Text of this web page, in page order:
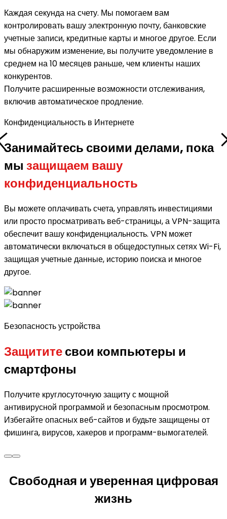
Каждая секунда на счету. Мы помогаем вам
контролировать вашу электронную почту, банковские
учетные записи, кредитные карты и многое другое. Если
мы обнаружим изменение, вы получите уведомление в
среднем на 10 месяцев раньше, чем клиенты наших
конкурентов.
Получите расширенные возможности отслеживания,
включив автоматическое продление.
Конфиденциальность в Интернете
Занимайтесь своими делами, пока
мы защищаем вашу
конфиденциальность
Вы можете оплачивать счета, управлять инвестициями
или просто просматривать веб-страницы, а VPN-защита
обеспечит вашу конфиденциальность. VPN может
автоматически включаться в общедоступных сетях Wi-Fi,
защищая учетные данные, историю поиска и многое
другое.
Безопасность устройства
Защититесвои компьютеры и
смартфоны
Получите круглосуточную защиту с мощной
антивирусной программой и безопасным просмотром.
Избегайте опасных веб-сайтов и будьте защищены от
фишинга, вирусов, хакеров и программ-вымогателей.
Свободная и уверенная цифровая
жизнь